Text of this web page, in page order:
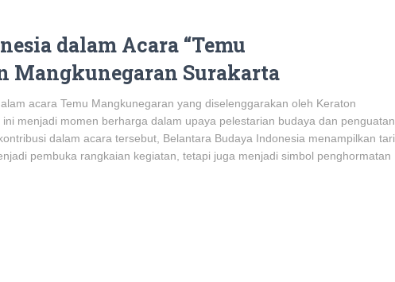
dalam Acara “Temu
Mangkunegaran Surakarta
acara Temu Mangkunegaran yang diselenggarakan oleh Keraton
menjadi momen berharga dalam upaya pelestarian budaya dan penguatan
dalam acara tersebut, Belantara Budaya Indonesia menampilkan tari
pembuka rangkaian kegiatan, tetapi juga menjadi simbol penghormatan